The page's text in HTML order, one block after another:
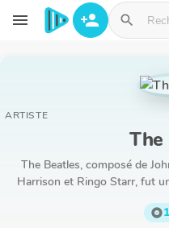
Aller au contenu principal
menu person_add search
ARTISTE
The
The Beatles, composé de
Harrison et Ringo Starr, fut
album